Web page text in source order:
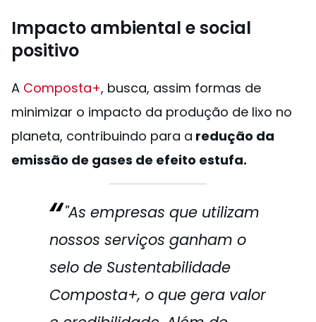
Impacto ambiental e social
positivo
A Composta+, busca, assim formas de
minimizar o impacto da produção de lixo no
planeta, contribuindo para a redução da
emissão de gases de efeito estufa.
"As empresas que utilizam
nossos serviços ganham o
selo de Sustentabilidade
Composta+, o que gera valor